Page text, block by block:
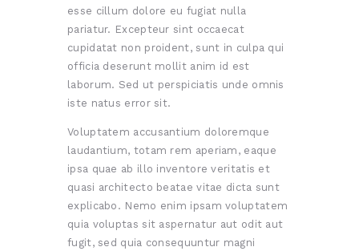
esse cillum dolore eu fugiat nulla
pariatur. Excepteur sint occaecat
cupidatat non proident, sunt in culpa qui
officia deserunt mollit anim id est
laborum. Sed ut perspiciatis unde omnis
iste natus error sit.
Voluptatem accusantium doloremque
laudantium, totam rem aperiam, eaque
ipsa quae ab illo inventore veritatis et
quasi architecto beatae vitae dicta sunt
explicabo. Nemo enim ipsam voluptatem
quia voluptas sit aspernatur aut odit aut
fugit, sed quia consequuntur magni